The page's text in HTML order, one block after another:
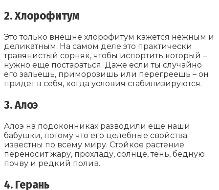
2. Хлорофитум
Это только внешне хлорофитум кажется нежным и
деликатным. На самом деле это практически
травянистый сорняк, чтобы испортить который –
нужно еще постараться. Даже если ты случайно
его зальешь, приморозишь или перегреешь – он
придет в себя, когда условия стабилизируются.
3. Алоэ
Алоэ на подоконниках разводили еще наши
бабушки, потому что его целебные свойства
известны по всему миру. Стойкое растение
переносит жару, прохладу, солнце, тень, бедную
почву и редкий полив.
4. Герань